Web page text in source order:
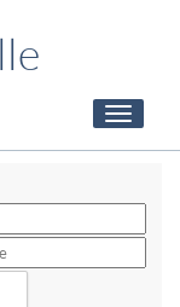
Toggle